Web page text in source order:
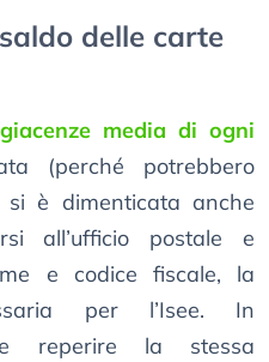
delle carte
media di ogni
(perché potrebbero
è dimenticata anche
all’ufficio postale e
e codice fiscale, la
per l’Isee. In
reperire la stessa